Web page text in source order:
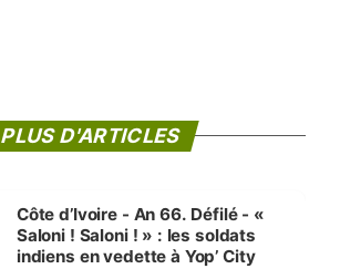
PLUS D'ARTICLES
Côte d’Ivoire - An 66. Défilé - «
Saloni ! Saloni ! » : les soldats
indiens en vedette à Yop’ City